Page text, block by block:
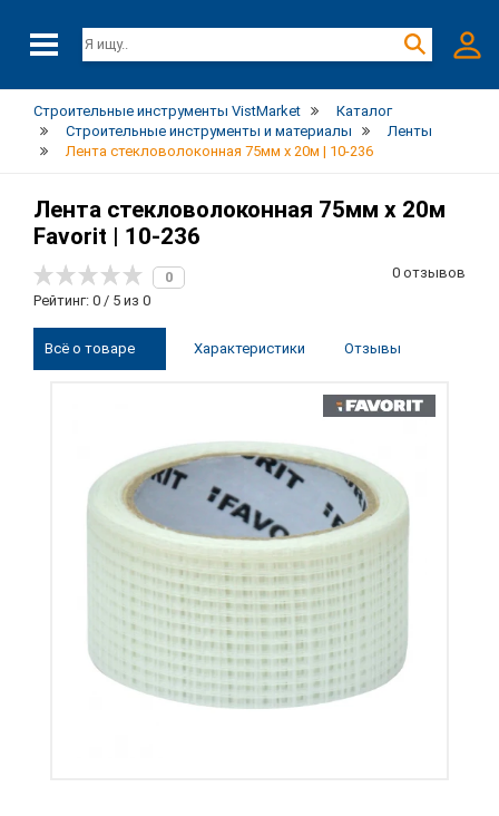
Строительные инструменты VistMarket
Каталог
Строительные инструменты и материалы
Ленты
Лента стекловолоконная 75мм х 20м | 10-236
Лента стекловолоконная 75мм х 20м
Favorit | 10-236
0
Рейтинг: 0 / 5 из 0
0 отзывов
Всё о товаре Характеристики Отзывы